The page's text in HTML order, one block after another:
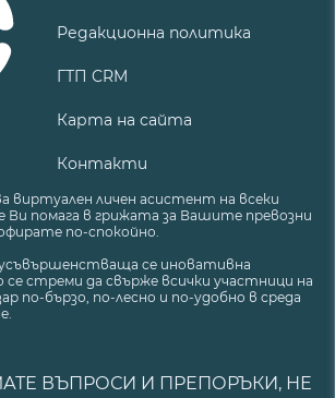
Редакционна политика
ГТП CRM
Карта на сайта
Контакти
виртуален личен асистент на всеки
помага в грижата за Вашите превозни
по-спокойно.
усъвършенстваща се иновативна
стреми да свърже всички участници на
по-бързо, по-лесно и по-удобно в среда
ВЪПРОСИ И ПРЕПОРЪКИ, НЕ